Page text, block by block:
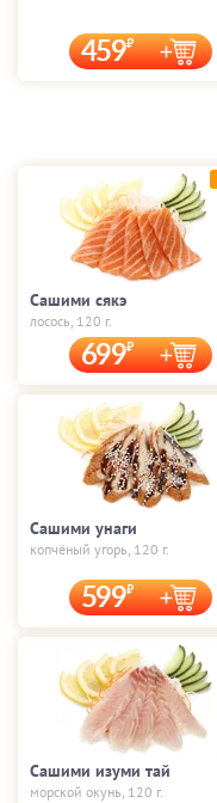
459
Сашими сякэ
лосось, 120 г.
699
Сашими унаги
копчёный угорь, 120 г.
599
Сашими изуми тай
морской окунь, 120 г.